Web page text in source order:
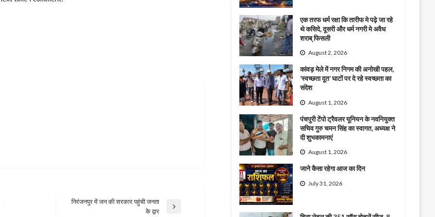
निरंजनपुर में जन की सरकार पहुंची जनता
के द्वार
एक तरफ धर्म रक्षा कि तारीफ मे पढ़े जा रहे
थे कसिदे, दूसरी और धर्म नगरी मे अवैध
शराब् फिसली
August 2, 2026
कांवड़ मेले में नगर निगम की अनोखी पहल,
‘स्वच्छता दूत’ घाटों पर दे रहे स्वच्छता का
संदेश
August 1, 2026
पंचपुरी टेंपो ट्रैवलर यूनियन के नवनियुक्त
सचिव गुरु चमन सिंह का स्वागत, अध्यक्ष ने
दी शुभकामनाएं
August 1, 2026
जाने कैसा रहेगा आज का दिन
July 31, 2026